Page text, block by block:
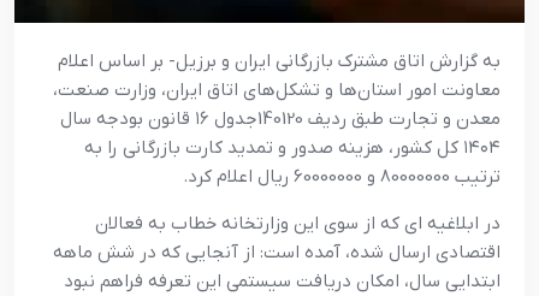
به گزارش اتاق مشترک بازرگانی ایران و برزیل- بر اساس اعلام
معاونت امور استان‌ها و تشکل‌های اتاق ایران، وزارت صنعت،
معدن و تجارت طبق ردیف 140120جدول ۱۶ قانون بودجه سال
۱۴۰۴ کل کشور، هزینه صدور و تمدید کارت بازرگانی را به
ترتیب 80000000 و 60000000 ریال اعلام کرد.
در ابلاغیه ای که از سوی این وزارتخانه خطاب به فعالان
اقتصادی ارسال شده، آمده است: از آنجایی که در شش ماهه
ابتدایی سال، امکان دریافت سیستمی این تعرفه فراهم نبود